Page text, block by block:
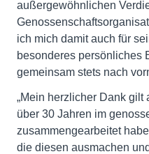
außergewöhnlichen
ich mich damit auch für
besonderes persönliches
gemeinsam stets nach
„Mein herzlicher Dank gilt
über 30 Jahren im
zusammengearbeitet
die diesen ausmachen